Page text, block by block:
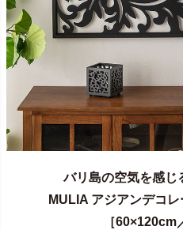
バリ島の空気を感じ
MULIA アジアンデコ
［60×120cm